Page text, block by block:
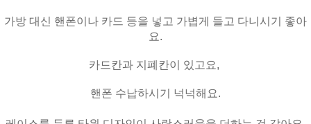
가방 대신 핸폰이나 카드 등을 넣고 가볍게 들고 다니시기 좋아
요.
카드칸과 지폐칸이 있고요,
핸폰 수납하시기 넉넉해요.